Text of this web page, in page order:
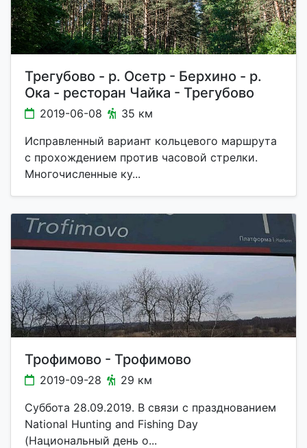
Трегубово - р. Осетр - Берхино - р.
Ока - ресторан Чайка - Трегубово
2019-06-08
35 км
Исправленный вариант кольцевого маршрута
с прохождением против часовой стрелки.
Многочисленные ку...
Трофимово - Трофимово
2019-09-28
29 км
Суббота 28.09.2019. В связи с празднованием
National Hunting and Fishing Day
(Национальный день о...